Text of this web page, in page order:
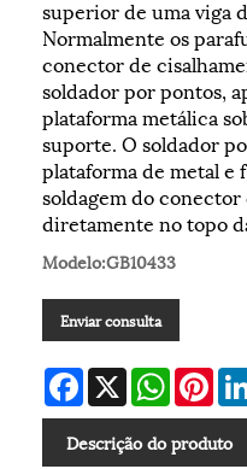
superior de uma viga
Normalmente os
conector de
soldador por pontos,
plataforma metálica
suporte. O soldador
plataforma de metal e
soldagem do
diretamente no topo
Modelo:GB10433
Enviar consulta
Facebook
X WhatsApp
Descrição do produto